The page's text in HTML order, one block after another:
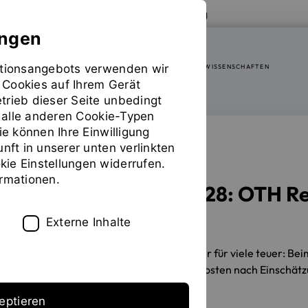
Zur Website der OTH Regensburg
FAKULTÄT SOZIAL- UND GESUNDHEITSWISSENSCHAFTEN
SOZIALE TEILHABE
Armutsbericht 2028: OTH
und Senioren
Wirtschaftsstark, aber für viele teuer:
wie Inflation und steigende Wohnkosten nach
verwenden wir
auf Ihrem Gerät
dieser Seite unbedingt
anderen Cookie-Typen
können Ihre Einwilligung
in unserer unten verlinkten
Einstellungen widerrufen.
Externe Inhalte